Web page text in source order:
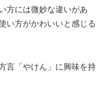
方には微妙な違いがあ
い方がかわいいと感じる
言「やけん」に興味を持